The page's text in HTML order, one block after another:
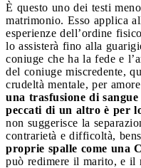
È questo uno dei testi
matrimonio. Esso applica
esperienze dell’ordine
lo assisterà fino alla
coniuge che ha la fede e
del coniuge miscredente,
crudeltà mentale, per
una trasfusione di sangue
peccati di un altro è per
non suggerisce la
contrarietà e difficoltà,
proprie spalle come una
può redimere il marito, e il